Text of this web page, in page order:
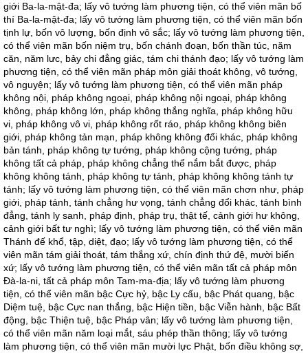
giới Ba-la-mật-đa; lấy vô tướng làm phương tiện, có thể viên mãn bố
thí Ba-la-mật-đa; lấy vô tướng làm phương tiện, có thể viên mãn bốn
tịnh lự, bốn vô lượng, bốn định vô sắc; lấy vô tướng làm phương tiện,
có thể viên mãn bốn niệm trụ, bốn chánh đoạn, bốn thần túc, năm
căn, năm lưc, bảy chi đẳng giác, tám chi thánh đạo; lấy vô tướng làm
phương tiện, có thể viên mãn pháp môn giải thoát không, vô tướng,
vô nguyện; lấy vô tướng làm phương tiện, có thể viên mãn pháp
không nội, pháp không ngoại, pháp không nội ngoại, pháp không
không, pháp không lớn, pháp không thắng nghĩa, pháp không hữu
vi, pháp không vô vi, pháp không rốt ráo, pháp không không biên
giới, pháp không tản mạn, pháp không không đổi khác, pháp không
bản tánh, pháp không tự tướng, pháp không cộng tướng, pháp
không tất cả pháp, pháp không chẳng thể nắm bắt được, pháp
không không tánh, pháp không tự tánh, pháp không không tánh tự
tánh; lấy vô tướng làm phương tiện, có thể viên mãn chơn như, pháp
giới, pháp tánh, tánh chẳng hư vọng, tánh chẳng đổi khác, tánh bình
đẳng, tánh ly sanh, pháp định, pháp trụ, thật tế, cảnh giới hư không,
cảnh giới bất tư nghì; lấy vô tướng làm phương tiện, có thể viên mãn
Thánh đế khổ, tập, diệt, đạo; lấy vô tướng làm phương tiện, có thể
viên mãn tám giải thoát, tám thắng xứ, chín định thứ đệ, mười biến
xứ; lấy vô tướng làm phương tiện, có thể viên mãn tất cả pháp môn
Đà-la-ni, tất cả pháp môn Tam-ma-địa; lấy vô tướng làm phương
tiện, có thể viên mãn bậc Cực hỷ, bậc Ly cấu, bậc Phát quang, bậc
Diệm tuệ, bậc Cực nan thắng, bậc Hiện tiền, bậc Viễn hành, bậc Bất
động, bậc Thiện tuệ, bậc Pháp vân; lấy vô tướng làm phương tiện,
có thể viên mãn năm loại mắt, sáu phép thần thông; lấy vô tướng
làm phương tiện, có thể viên mãn mười lực Phật, bốn điều không sợ,